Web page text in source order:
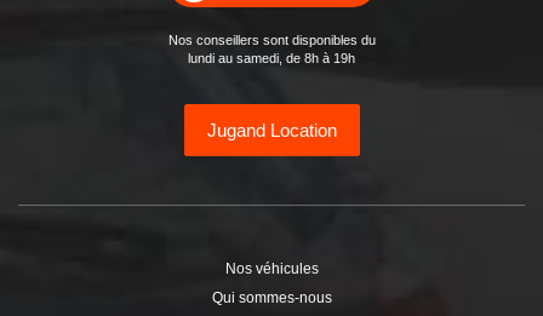
Nos conseillers sont disponibles du
lundi au samedi, de 8h à 19h
Jugand Location
Nos véhicules
Qui sommes-nous